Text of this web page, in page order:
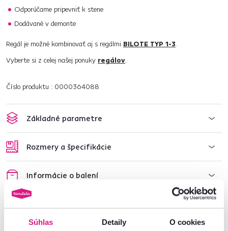
Súhlas Detaily O cookies
Odporúčame pripevniť k stene
Dodávané v demonte
Regál je možné kombinovať aj s regálmi BILOTE TYP 1-3.
Vyberte si z celej našej ponuky regálov.
Číslo produktu : 0000364088
Základné parametre
Rozmery a špecifikácie
Informácie o balení
Nenašli ste požadované informácie?